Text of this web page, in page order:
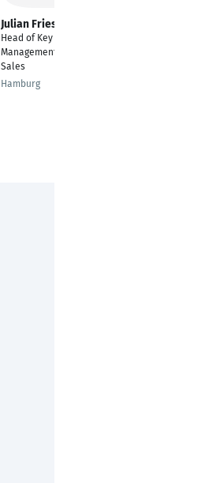
Julian Fries
Head of Key Account
Management New
Sales
Hamburg